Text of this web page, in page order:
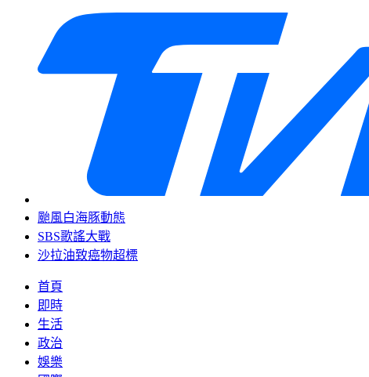
颱風白海豚動態
SBS歌謠大戰
沙拉油致癌物超標
首頁
即時
生活
政治
娛樂